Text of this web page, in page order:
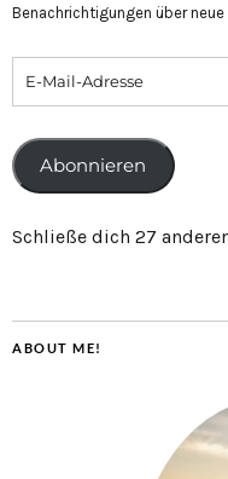
Benachrichtigungen über
Abonnieren
Schließe dich 27
ABOUT ME!